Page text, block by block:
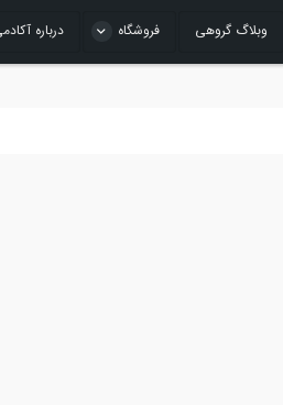
وبلاگ گروهی فروشگاه درباره